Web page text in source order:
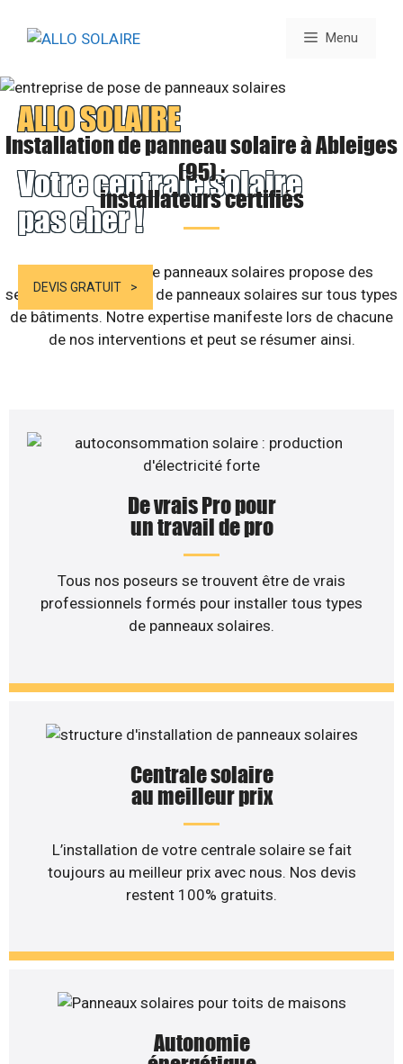
Menu
ALLO SOLAIRE
Votre centrale solaire
pas cher !
DEVIS GRATUIT
Installation de panneau solaire à Ableiges
(95) :
installateurs certifiés
Notre entreprise de panneaux solaires propose des
services d’installation de panneaux solaires sur tous types
de bâtiments. Notre expertise manifeste lors de chacune
de nos interventions et peut se résumer ainsi.
De vrais Pro pour
un travail de pro
Tous nos poseurs se trouvent être de vrais
professionnels formés pour installer tous types
de panneaux solaires.
Centrale solaire
au meilleur prix
L’installation de votre centrale solaire se fait
toujours au meilleur prix avec nous. Nos devis
restent 100% gratuits.
Autonomie